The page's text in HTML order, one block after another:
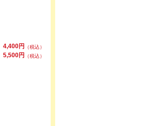
4,400円
（税込）
5,500円
（税込）